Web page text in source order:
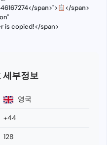
span>">
</span>
is copied!</span>
부정보
영국
+44
128